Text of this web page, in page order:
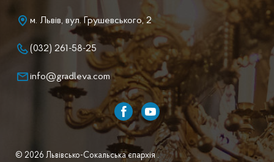
м. Львів, вул. Грушевського, 2
(032) 261-58-25
info@gradleva.com
© 2026 Львівсько-Сокальська єпархія .